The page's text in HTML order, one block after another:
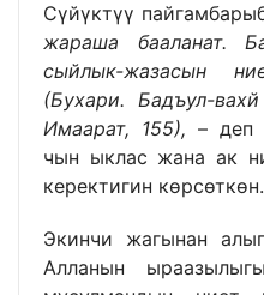
Сүйүктүү
жараша бааланат.
сыйлык-жазасын
(Бухари. Бадъул-
Имаарат, 155), – деп
чын ыклас жана ак
керектигин көрсөткөн.
Экинчи жагынан
Алланын